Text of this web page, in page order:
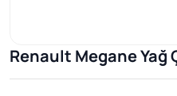
Renault Megane Yağ